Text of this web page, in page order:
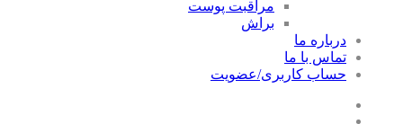
مراقبت پوست
براش
درباره ما
تماس با ما
حساب کاربری/عضویت